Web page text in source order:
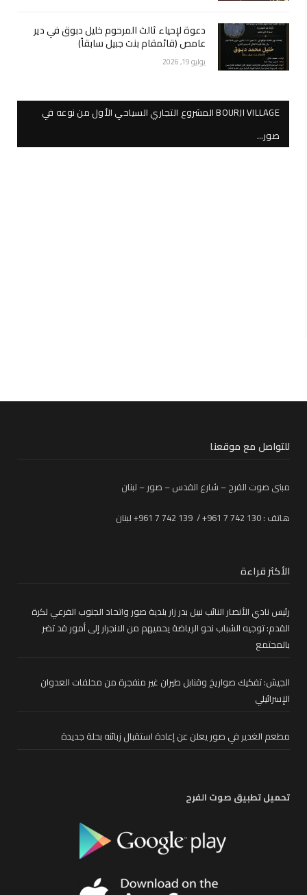
دعوة لإحياء ثالث المرحوم خليل دبوق في دير
عامص (قائمقام بنت جبيل سابقاً)
يوليو 19, 2026
BOURJI VILLAGE المشروع التجاري السياحي الأول من نوعه في
صور…
للتواصل مع موقعنا
مبنى صوت الفرح – شارع القدس – صور – لبنان
هاتف : 130 742 7 961+ / 139 742 7 961+ لبنان
الأكثر قراءة
رئيس نادي الأنصار النائب نبيل بدر زار بلدية صور واتحاد الجنوب الفرعي لكرة
القدم: توجيه الشباب نحو الرياضة يحميهم من الانجرار إلى أمور قد تضر
بالمجتمع
الجيش: تفكيك صواريخ وقنابل طيران غير منفجرة من مخلفات العدوان
الإسرائيلي
مطعم الغدير في صور يعلن عن إعادة استقبال زبائنه بحلة جديدة
تحميل تطبيق صوت الفرح